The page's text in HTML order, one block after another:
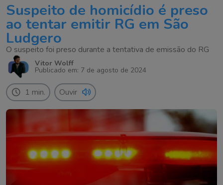
Suspeito de homicídio é preso
ao tentar emitir RG em São
Ludgero
O suspeito foi preso durante a tentativa de emissão do RG
Vitor Wolff
Publicado em: 7 de agosto de 2024
1 min. Ouvir